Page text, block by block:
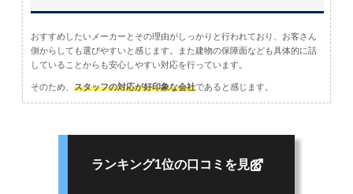
おすすめしたいメーカーとその理由がしっかりと行われており、お客さん
側からしても選びやすいと感じます。また建物の保障面なども具体的に話
していることからも安心しやすい対応を行っています。
そのため、スタッフの対応が好印象な会社であると感じます。
ランキング1位の口コミを見る